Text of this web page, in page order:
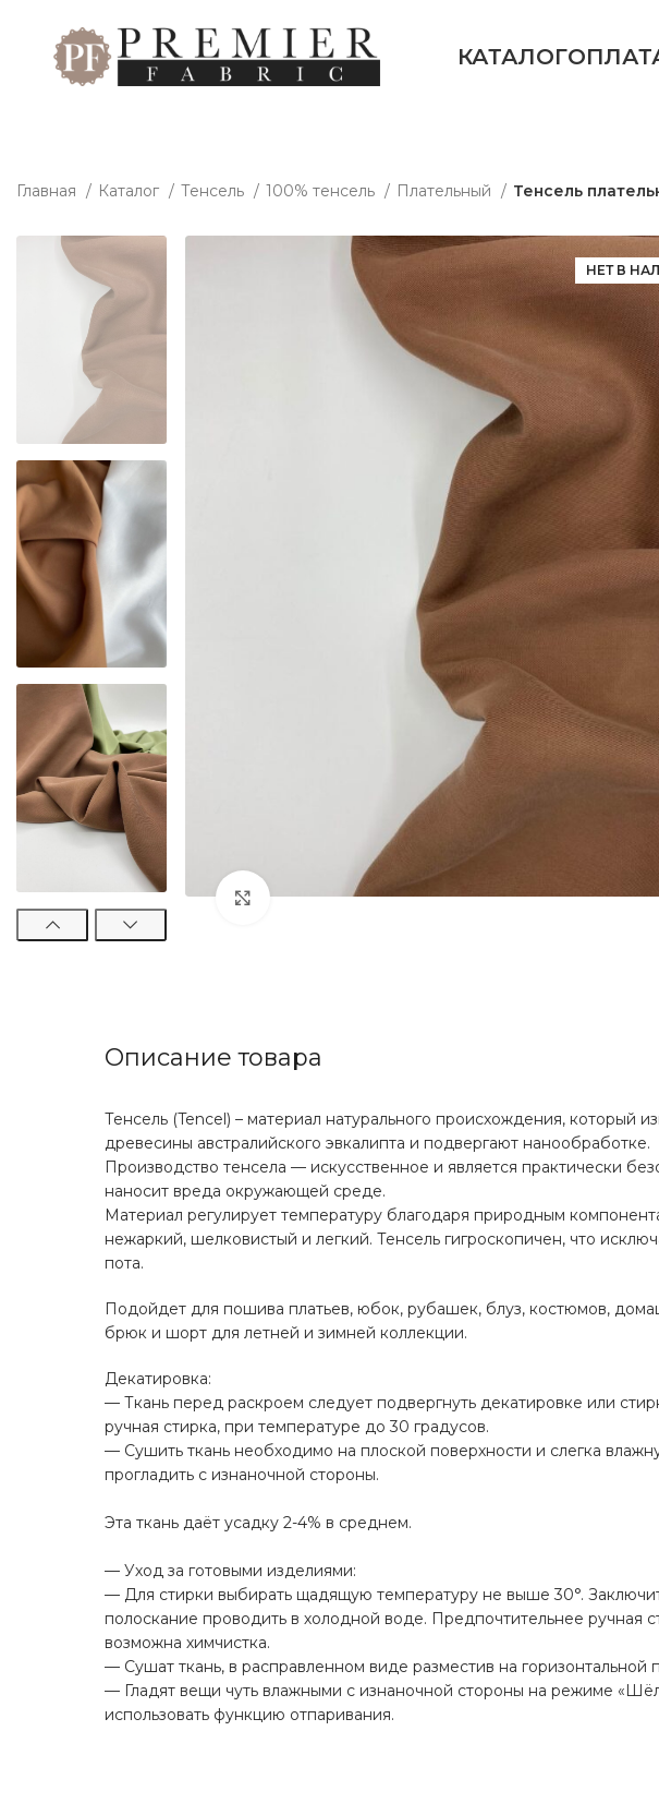
КАТАЛОГ
Главная Каталог Тенсель 100% тенсель Плательный Тенсель
НЕТ В
Увеличить
Описание товара
Тенсель (Tencel) – материал натурального происхождения, который
древесины австралийского эвкалипта и подвергают нанообработке.
Производство тенсела — искусственное и является практически
наносит вреда окружающей среде.
Материал регулирует температуру благодаря природным
нежаркий, шелковистый и легкий. Тенсель гигроскопичен, что
пота.
Подойдет для пошива платьев, юбок, рубашек, блуз, костюмов,
брюк и шорт для летней и зимней коллекции.
Декатировка:
— Ткань перед раскроем следует подвергнуть декатировке или
ручная стирка, при температуре до 30 градусов.
— Сушить ткань необходимо на плоской поверхности и слегка
прогладить с изнаночной стороны.
Эта ткань даёт усадку 2-4% в среднем.
— Уход за готовыми изделиями:
— Для стирки выбирать щадящую температуру не выше 30°.
полоскание проводить в холодной воде. Предпочтительнее ручная
возможна химчистка.
— Сушат ткань, в расправленном виде разместив на горизонтальной
— Гладят вещи чуть влажными с изнаночной стороны на режиме
использовать функцию отпаривания.